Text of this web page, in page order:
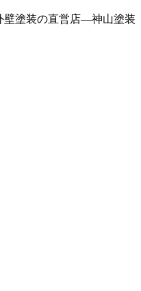
壁塗装の直営店―神山塗装